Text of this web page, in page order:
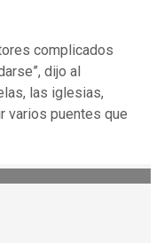
complicados
dijo al
las iglesias,
varios puentes que